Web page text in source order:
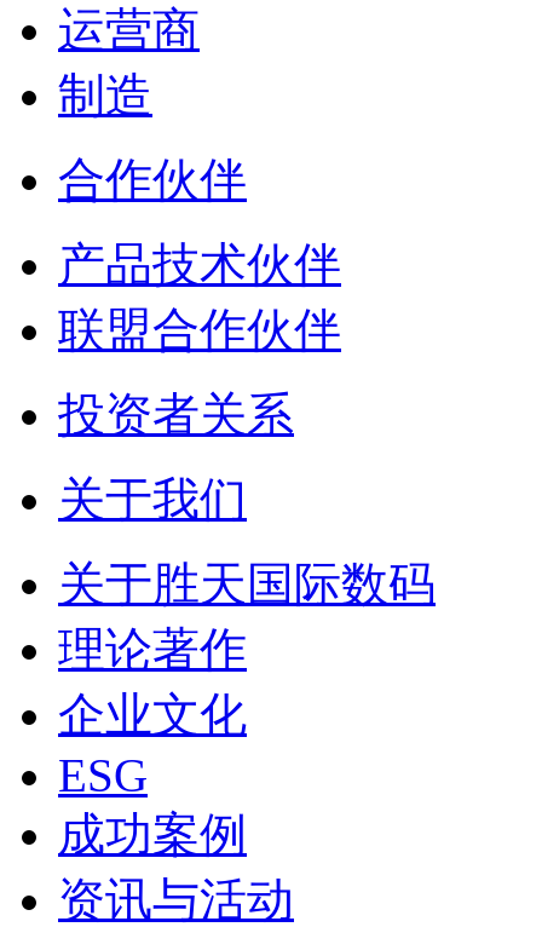
运营商
制造
合作伙伴
产品技术伙伴
联盟合作伙伴
投资者关系
关于我们
关于胜天国际数码
理论著作
企业文化
ESG
成功案例
资讯与活动